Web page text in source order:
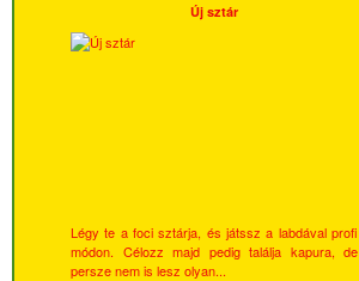
Új sztár
Légy te a foci sztárja, és játssz a labdával profi
módon. Célozz majd pedig találja kapura, de
persze nem is lesz olyan...